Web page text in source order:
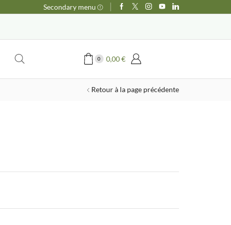
Secondary menu
0 0,00€
Retour à la page précédente